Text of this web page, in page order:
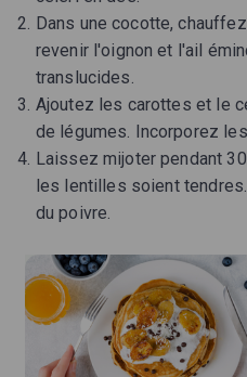
Dans une cocotte,
revenir l'oignon et l'ail
translucides.
Ajoutez les carottes et le
de légumes. Incorporez
Laissez mijoter pendant
les lentilles soient
du poivre.